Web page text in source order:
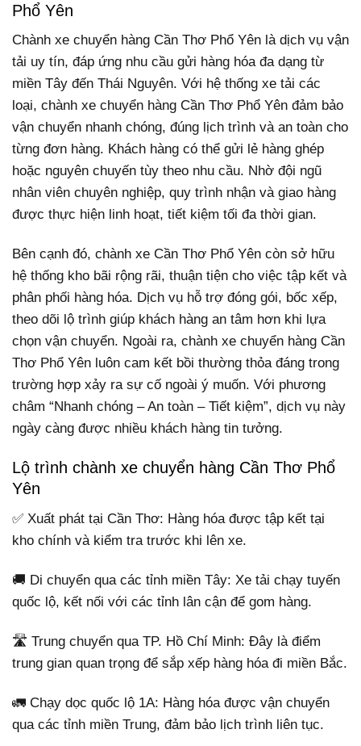
Phổ Yên
Chành xe chuyển hàng Cần Thơ Phổ Yên là dịch vụ vận
tải uy tín, đáp ứng nhu cầu gửi hàng hóa đa dạng từ
miền Tây đến Thái Nguyên. Với hệ thống xe tải các
loại, chành xe chuyển hàng Cần Thơ Phổ Yên đảm bảo
vận chuyển nhanh chóng, đúng lịch trình và an toàn cho
từng đơn hàng. Khách hàng có thể gửi lẻ hàng ghép
hoặc nguyên chuyến tùy theo nhu cầu. Nhờ đội ngũ
nhân viên chuyên nghiệp, quy trình nhận và giao hàng
được thực hiện linh hoạt, tiết kiệm tối đa thời gian.
Bên cạnh đó, chành xe Cần Thơ Phổ Yên còn sở hữu
hệ thống kho bãi rộng rãi, thuận tiện cho việc tập kết và
phân phối hàng hóa. Dịch vụ hỗ trợ đóng gói, bốc xếp,
theo dõi lộ trình giúp khách hàng an tâm hơn khi lựa
chọn vận chuyển. Ngoài ra, chành xe chuyển hàng Cần
Thơ Phổ Yên luôn cam kết bồi thường thỏa đáng trong
trường hợp xảy ra sự cố ngoài ý muốn. Với phương
châm “Nhanh chóng – An toàn – Tiết kiệm”, dịch vụ này
ngày càng được nhiều khách hàng tin tưởng.
Lộ trình chành xe chuyển hàng Cần Thơ Phổ
Yên
✅ Xuất phát tại Cần Thơ: Hàng hóa được tập kết tại
kho chính và kiểm tra trước khi lên xe.
🚚 Di chuyển qua các tỉnh miền Tây: Xe tải chạy tuyến
quốc lộ, kết nối với các tỉnh lân cận để gom hàng.
🛣 Trung chuyển qua TP. Hồ Chí Minh: Đây là điểm
trung gian quan trọng để sắp xếp hàng hóa đi miền Bắc.
🚛 Chạy dọc quốc lộ 1A: Hàng hóa được vận chuyển
qua các tỉnh miền Trung, đảm bảo lịch trình liên tục.